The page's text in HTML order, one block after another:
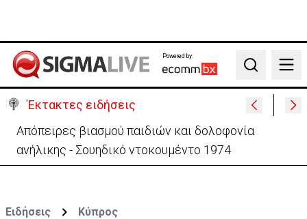
Powered by:
Search
Έκτακτες ειδήσεις
Μεγάλο πακέτο όπλων από Τουρκία προς Ουκρανία
-Κίνηση με μήνυμα προς Μόσχα;
Ειδήσεις Κύπρος